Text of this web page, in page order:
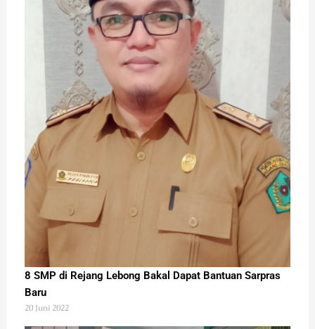
8 SMP di Rejang Lebong Bakal Dapat Bantuan Sarpras
Baru
20 Juni 2022